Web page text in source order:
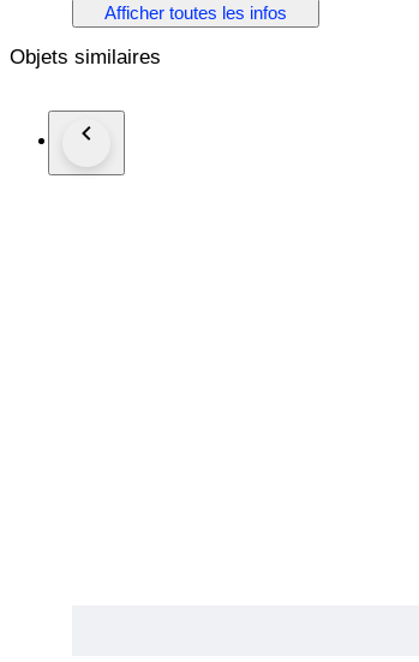
Deze locomotief wordt geleverd met een
De foto's maken onderdeel uit van de
Verzending goed verpakt per PostNL.
Afficher toutes les infos
Objets similaires